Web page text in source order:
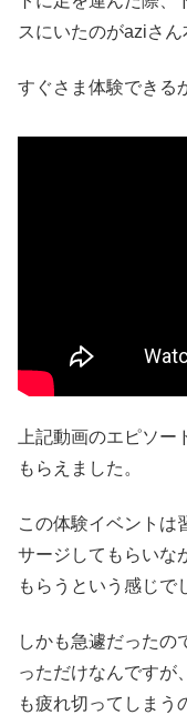
スにいたのがaziさん
すぐさま体験できる
上記動画のエピソ
もらえました。
この体験イベントは
サージしてもらいな
もらうという感じで
しかも急遽だったの
っただけなんですが
も疲れ切ってしまう